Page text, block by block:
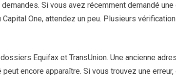
Si vous avez récemment demandé une
Capital One, attendez un peu. Plusieurs
Equifax et TransUnion. Une ancienne
encore apparaître. Si vous trouvez une